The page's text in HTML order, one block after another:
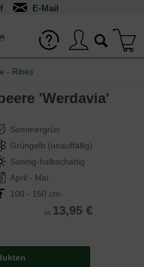
- Ribes
'Werdavia'
Sommergrün
Grüngelb (unauffällig)
Sonnig-halbschattig
April - Mai
100 - 150 cm
ab 13,95 €